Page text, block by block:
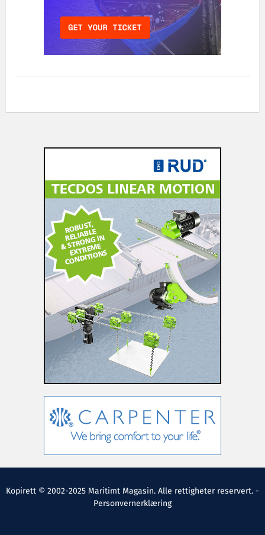
Kopirett © 2002-2025 Maritimt Magasin. Alle rettigheter reservert. -
Personvernerklæring